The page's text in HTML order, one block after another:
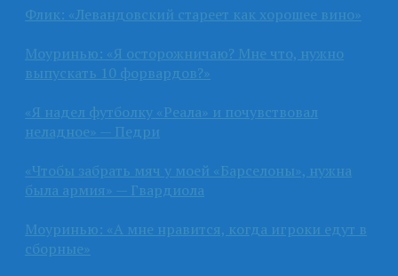
Флик: «Левандовский стареет как хорошее вино»
Моуринью: «Я осторожничаю? Мне что, нужно
выпускать 10 форвардов?»
«Я надел футболку «Реала» и почувствовал
неладное» — Педри
«Чтобы забрать мяч у моей «Барселоны», нужна
была армия» — Гвардиола
Моуринью: «А мне нравится, когда игроки едут в
сборные»